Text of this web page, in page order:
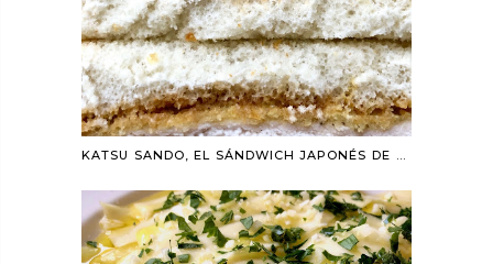
KATSU SANDO, EL SÁNDWICH JAPONÉS DE MODA